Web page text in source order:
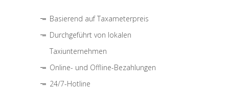
Basierend auf Taxameterpreis
Durchgeführt von lokalen
Taxiunternehmen
Online- und Offline-Bezahlungen
24/7-Hotline